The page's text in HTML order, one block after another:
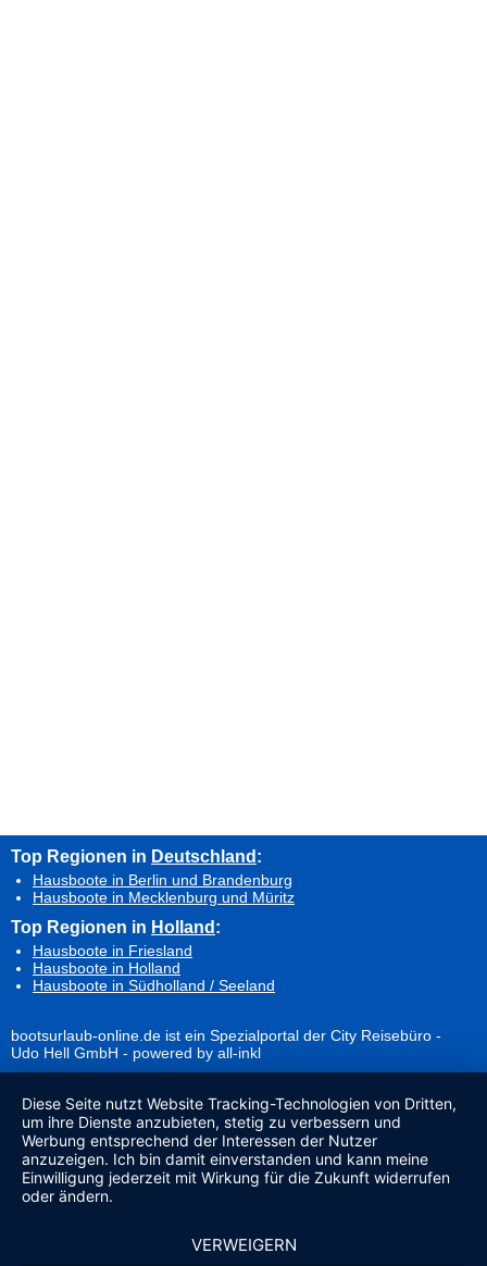
Top Regionen in Deutschland:
Hausboote in Berlin und Brandenburg
Hausboote in Mecklenburg und Müritz
Top Regionen in Holland:
Hausboote in Friesland
Hausboote in Holland
Hausboote in Südholland / Seeland
bootsurlaub-online.de ist ein Spezialportal der City Reisebüro -
Udo Hell GmbH - powered by all-inkl
Diese Seite nutzt Website Tracking-Technologien von Dritten,
um ihre Dienste anzubieten, stetig zu verbessern und
Werbung entsprechend der Interessen der Nutzer
anzuzeigen. Ich bin damit einverstanden und kann meine
Einwilligung jederzeit mit Wirkung für die Zukunft widerrufen
oder ändern.
VERWEIGERN